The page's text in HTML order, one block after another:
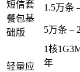
短信套
餐包基
础版
1.5万条
5万条 –
轻量应
1核
年